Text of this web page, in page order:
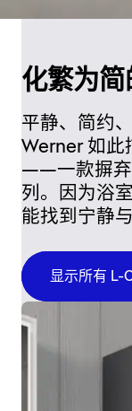
化繁为简
平静、简约
Werner 如此
——一款摒弃
列。因为浴
能找到宁静
显示所有 L-